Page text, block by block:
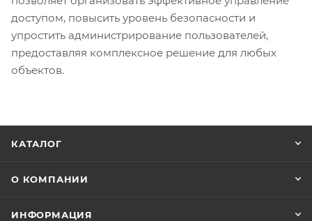
доступом, повысить уровень безопасности и
упростить администрирование пользователей,
предоставляя комплексное решение для любых
объектов.
КАТАЛОГ
О КОМПАНИИ
ИНФОРМАЦИЯ